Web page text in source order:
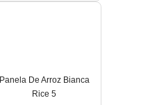
Panela De Arroz Bianca
Rice 5